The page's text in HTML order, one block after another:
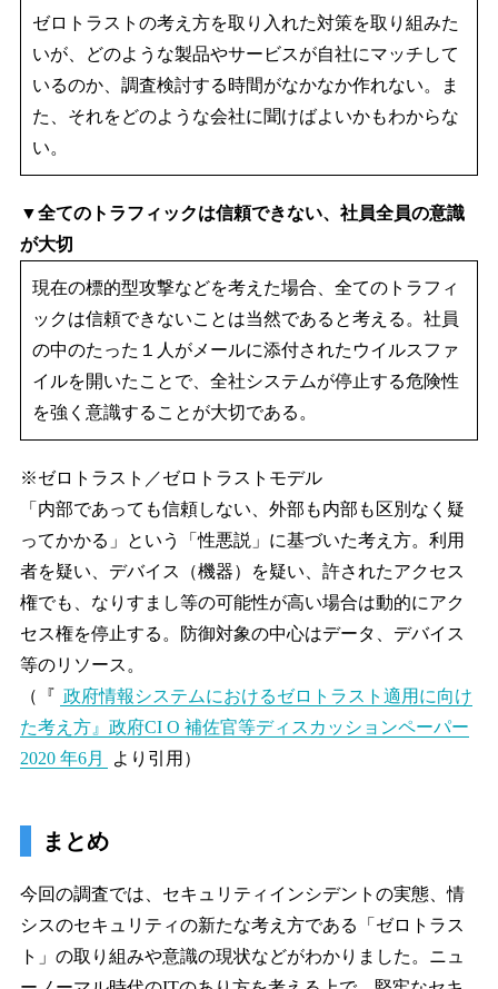
ゼロトラストの考え方を取り入れた対策を取り組みた
いが、どのような製品やサービスが自社にマッチして
いるのか、調査検討する時間がなかなか作れない。ま
た、それをどのような会社に聞けばよいかもわからな
い。
▼全てのトラフィックは信頼できない、社員全員の意識
が大切
現在の標的型攻撃などを考えた場合、全てのトラフィ
ックは信頼できないことは当然であると考える。社員
の中のたった１人がメールに添付されたウイルスファ
イルを開いたことで、全社システムが停止する危険性
を強く意識することが大切である。
※ゼロトラスト／ゼロトラストモデル
「内部であっても信頼しない、外部も内部も区別なく疑
ってかかる」という「性悪説」に基づいた考え方。利用
者を疑い、デバイス（機器）を疑い、許されたアクセス
権でも、なりすまし等の可能性が高い場合は動的にアク
セス権を停止する。防御対象の中心はデータ、デバイス
等のリソース。
（『 政府情報システムにおけるゼロトラスト適用に向け
た考え方』政府CI O 補佐官等ディスカッションペーパー
2020 年6月
より引用）
まとめ
今回の調査では、セキュリティインシデントの実態、情
シスのセキュリティの新たな考え方である「ゼロトラス
ト」の取り組みや意識の現状などがわかりました。ニュ